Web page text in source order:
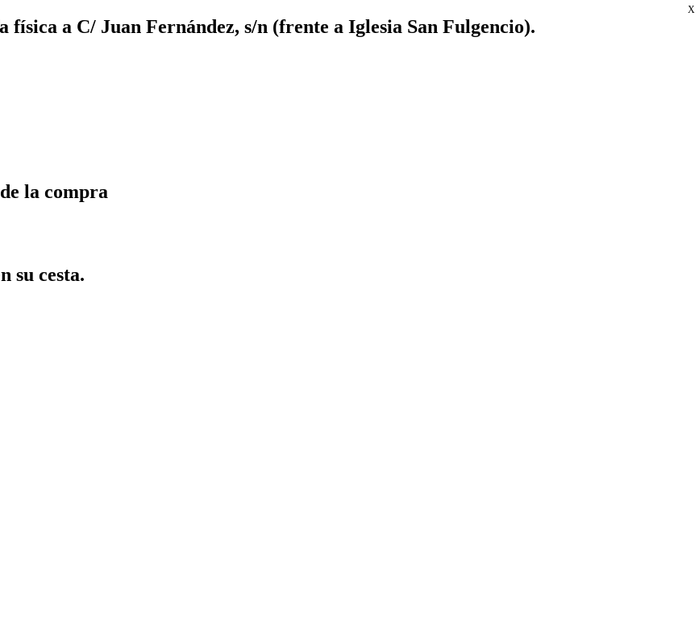
física a C/ Juan Fernández, s/n (frente a Iglesia San Fulgencio).
X
la compra
su cesta.